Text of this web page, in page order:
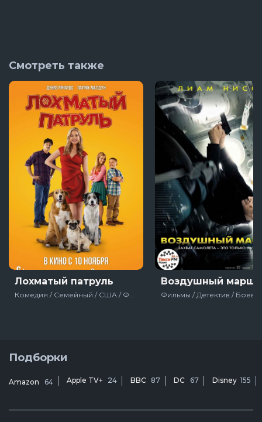
Смотреть также
Лохматый патруль Воздушный
Подборки
Amazon 64 Apple TV+ 24 BBC 87 DC 67 Disney 155